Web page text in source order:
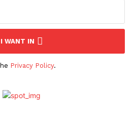
I WANT IN
Privacy Policy.